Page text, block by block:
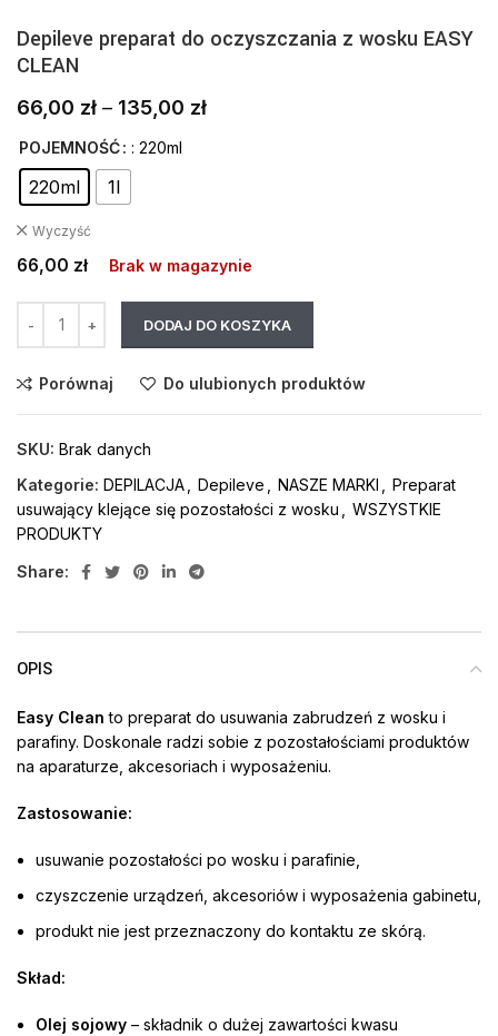
Depileve preparat do oczyszczania z wosku EASY
CLEAN
66,00 zł – 135,00 zł
POJEMNOŚĆ : 220ml
220ml 1l
Wyczyść
66,00 zł Brak w magazynie
DODAJ DO KOSZYKA
Porównaj Do ulubionych produktów
SKU: Brak danych
Kategorie: DEPILACJA Depileve NASZE MARKI
Preparat
usuwający klejące się pozostałości z wosku
WSZYSTKIE
PRODUKTY
Share:
OPIS
Easy Clean to preparat do usuwania zabrudzeń z wosku i
parafiny. Doskonale radzi sobie z pozostałościami produktów
na aparaturze, akcesoriach i wyposażeniu.
Zastosowanie:
usuwanie pozostałości po wosku i parafinie,
czyszczenie urządzeń, akcesoriów i wyposażenia gabinetu,
produkt nie jest przeznaczony do kontaktu ze skórą.
Skład:
Olej sojowy – składnik o dużej zawartości kwasu